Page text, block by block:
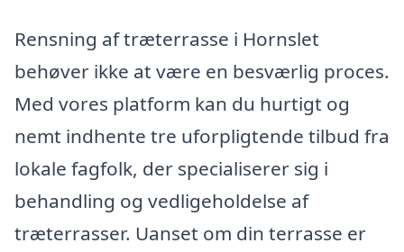
Rensning af træterrasse i Hornslet
behøver ikke at være en besværlig proces.
Med vores platform kan du hurtigt og
nemt indhente tre uforpligtende tilbud fra
lokale fagfolk, der specialiserer sig i
behandling og vedligeholdelse af
træterrasser. Uanset om din terrasse er